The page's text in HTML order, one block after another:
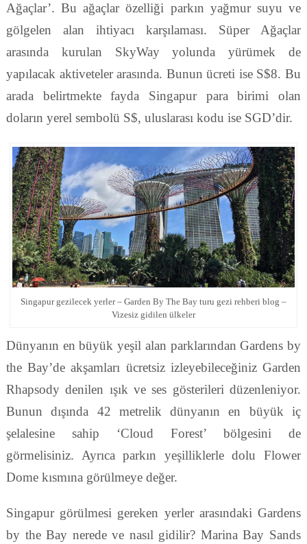
Ağaçlar’. Bu ağaçlar özelliği parkın yağmur suyu ve
gölgelen alan ihtiyacı karşılaması. Süper Ağaçlar
arasında kurulan SkyWay yolunda yürümek de
yapılacak aktiveteler arasında. Bunun ücreti ise S$8. Bu
arada belirtmekte fayda Singapur para birimi olan
doların yerel sembolü S$, uluslarası kodu ise SGD’dir.
Singapur gezilecek yerler – Garden By The Bay turu gezi rehberi blog –
Vizesiz gidilen ülkeler
Dünyanın en büyük yeşil alan parklarından Gardens by
the Bay’de akşamları ücretsiz izleyebileceğiniz Garden
Rhapsody denilen ışık ve ses gösterileri düzenleniyor.
Bunun dışında 42 metrelik dünyanın en büyük iç
şelalesine sahip ‘Cloud Forest’ bölgesini de
görmelisiniz. Ayrıca parkın yeşilliklerle dolu Flower
Dome kısmına görülmeye değer.
Singapur görülmesi gereken yerler arasındaki Gardens
by the Bay nerede ve nasıl gidilir? Marina Bay Sands